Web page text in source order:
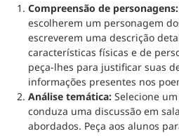
Compreensão de personagens:
escolherem um personagem
escreverem uma descrição
características físicas e de
peça-lhes para justificar suas
informações presentes nos
Análise temática: Selecione
conduza uma discussão em
abordados. Peça aos alunos